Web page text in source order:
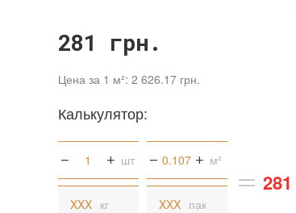
281 грн.
Цена за 1 м²: 2 626.17 грн.
Калькулятор:
шт м²
кг пак